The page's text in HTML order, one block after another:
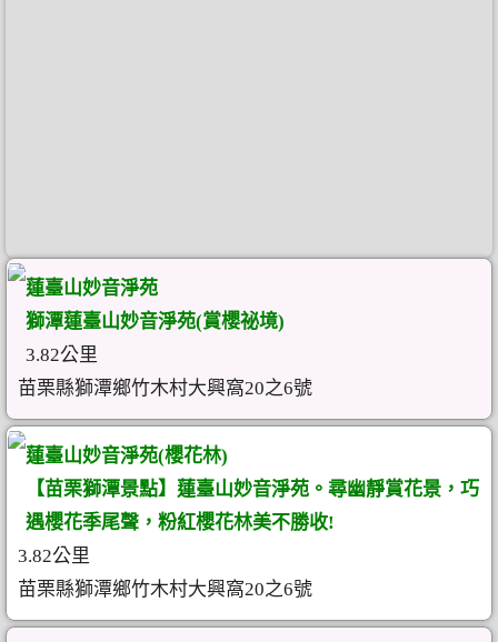
蓮臺山妙音淨苑
獅潭蓮臺山妙音淨苑(賞櫻祕境)
3.82公里
苗栗縣獅潭鄉竹木村大興窩20之6號
蓮臺山妙音淨苑(櫻花林)
【苗栗獅潭景點】蓮臺山妙音淨苑。尋幽靜賞花景，巧
遇櫻花季尾聲，粉紅櫻花林美不勝收!
3.82公里
苗栗縣獅潭鄉竹木村大興窩20之6號